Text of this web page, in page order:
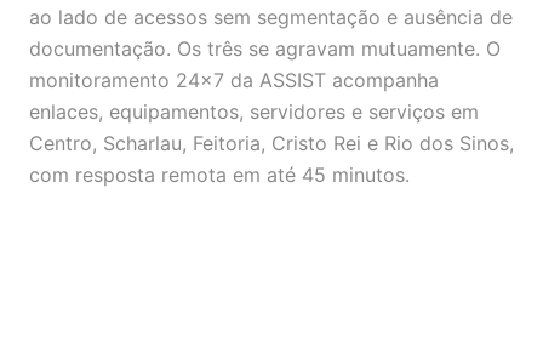
ao lado de acessos sem segmentação e ausência de
documentação. Os três se agravam mutuamente. O
monitoramento 24x7 da ASSIST acompanha
enlaces, equipamentos, servidores e serviços em
Centro, Scharlau, Feitoria, Cristo Rei e Rio dos Sinos,
com resposta remota em até 45 minutos.